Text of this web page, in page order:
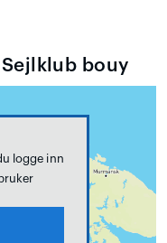
bouy
logge inn